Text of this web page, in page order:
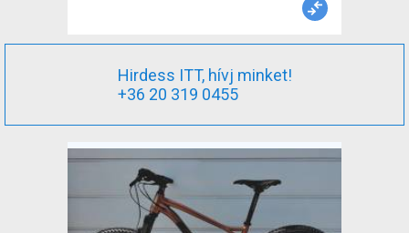
Hirdess ITT, hívj minket!
+36 20 319 0455